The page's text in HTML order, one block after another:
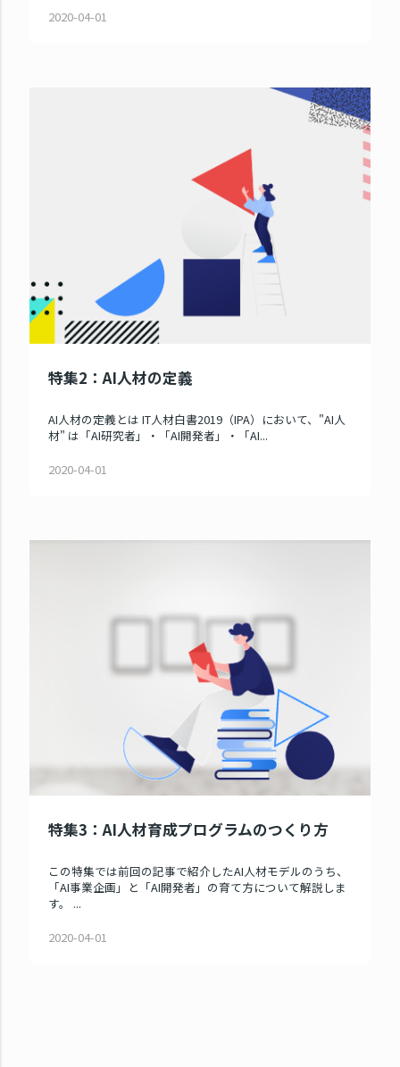
2020-04-01
特集2：AI人材の定義
AI人材の定義とは IT人材白書2019（IPA）において、"AI人
材" は「AI研究者」・「AI開発者」・「AI...
2020-04-01
特集3：AI人材育成プログラムのつくり方
この特集では前回の記事で紹介したAI人材モデルのうち、
「AI事業企画」と「AI開発者」の育て方について解説しま
す。 ...
2020-04-01